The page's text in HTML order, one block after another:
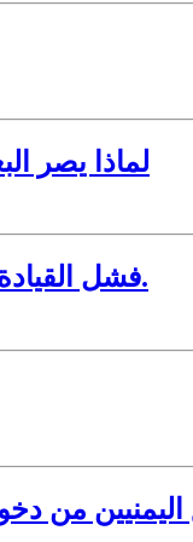
لماذا يصر
فشل القيادة و خروج الوضع عن السيطرة.
اليمنيين من